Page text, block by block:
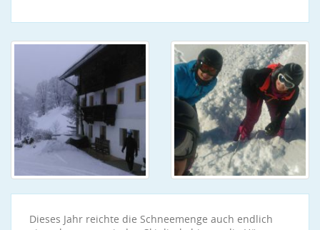
Dieses Jahr reichte die Schneemenge auch endlich